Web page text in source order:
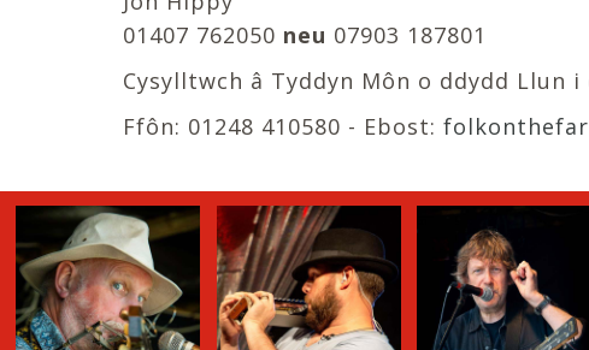
01407 762050 neu 07903 187801
Cysylltwch â Tyddyn Môn o ddydd Llun i
Ffôn: 01248 410580 - Ebost: